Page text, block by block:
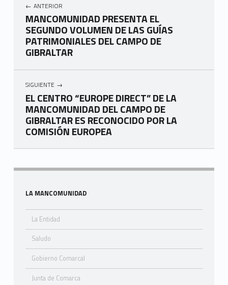
ANTERIOR
MANCOMUNIDAD PRESENTA EL
SEGUNDO VOLUMEN DE LAS GUÍAS
PATRIMONIALES DEL CAMPO DE
GIBRALTAR
SIGUIENTE
EL CENTRO “EUROPE DIRECT” DE LA
MANCOMUNIDAD DEL CAMPO DE
GIBRALTAR ES RECONOCIDO POR LA
COMISIÓN EUROPEA
Sidebar
LA MANCOMUNIDAD
La Entidad
Saludo
Gobierno Comarcal
Junta de Comarca